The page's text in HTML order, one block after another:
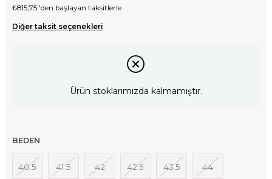
₺815,75 'den başlayan taksitlerle
Diğer taksit seçenekleri
Ürün stoklarımızda kalmamıştır.
BEDEN
40.5 41.5 42 42.5 43.5 44